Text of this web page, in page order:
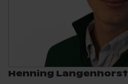
Henning Langenhorst